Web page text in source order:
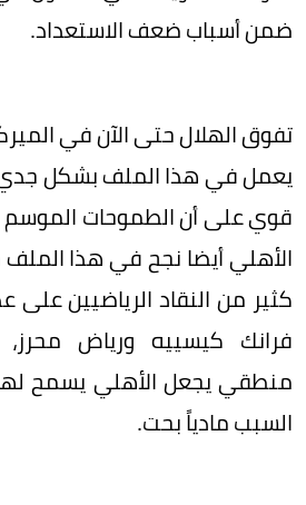
ضمن أسباب ضعف الاستعداد.
تفوق الهلال حتى الآن في
يعمل في هذا الملف بشكل
قوي على أن الطموحات الموسم
الأهلي أيضا نجح في هذا
كثير من النقاد الرياضيين على
فرانك كيسييه ورياض
منطقي يجعل الأهلي يسمح لهم
السبب مادياً بحت.